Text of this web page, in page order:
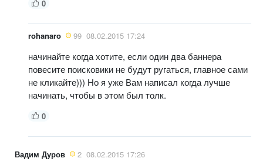
0
rohanaro 99 08.02.2015 17:24
начинайте когда хотите, если один два баннера
повесите поисковики не будут ругаться, главное сами
не кликайте))) Но я уже Вам написал когда лучше
начинать, чтобы в этом был толк.
0
Вадим Дуров 2 08.02.2015 17:26